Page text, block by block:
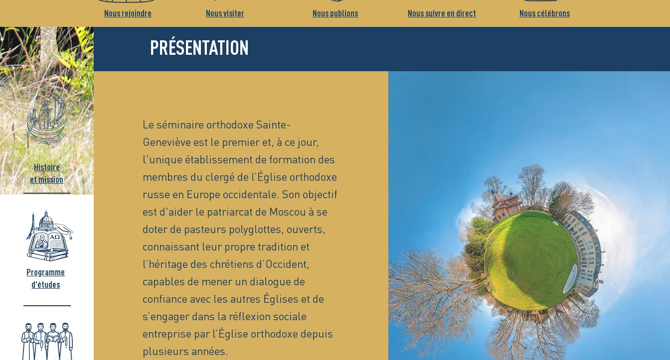
Nous rejoindre Nous visiter Nous publions Nous suivre en direct Nous célébrons
PRÉSENTATION
Histoire
et mission
Programme
d'études
Le séminaire orthodoxe Sainte-
Geneviève est le premier et, à ce jour,
l'unique établissement de formation des
membres du clergé de l’Église orthodoxe
russe en Europe occidentale. Son objectif
est d'aider le patriarcat de Moscou à se
doter de pasteurs polyglottes, ouverts,
connaissant leur propre tradition et
l’héritage des chrétiens d’Occident,
capables de mener un dialogue de
confiance avec les autres Églises et de
s’engager dans la réflexion sociale
entreprise par l’Église orthodoxe depuis
plusieurs années.